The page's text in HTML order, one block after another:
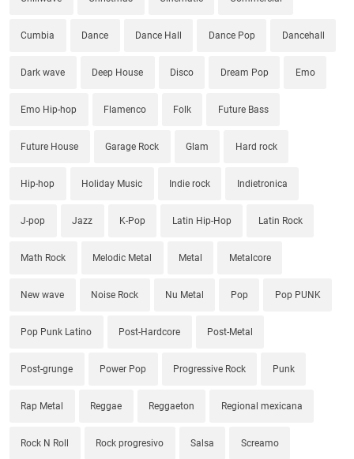
Cumbia Dance Dance Hall Dance Pop Dancehall
Dark wave Deep House Disco Dream Pop Emo
Emo Hip-hop Flamenco Folk Future Bass
Future House Garage Rock Glam Hard rock
Hip-hop Holiday Music Indie rock Indietronica
J-pop Jazz K-Pop Latin Hip-Hop Latin Rock
Math Rock Melodic Metal Metal Metalcore
New wave Noise Rock Nu Metal Pop Pop PUNK
Pop Punk Latino Post-Hardcore Post-Metal
Post-grunge Power Pop Progressive Rock Punk
Rap Metal Reggae Reggaeton Regional mexicana
Rock N Roll Rock progresivo Salsa Screamo